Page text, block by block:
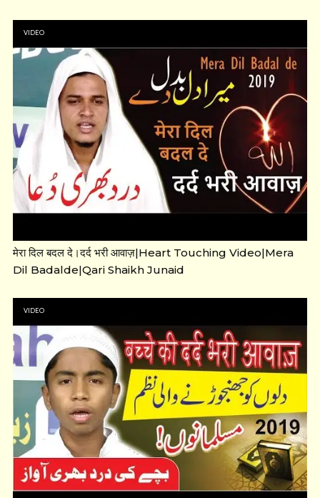
VIDEO
मेरा दिल बदल दे।दर्द भरी आवाज़|Heart Touching Video|Mera
Dil Badalde|Qari Shaikh Junaid
VIDEO